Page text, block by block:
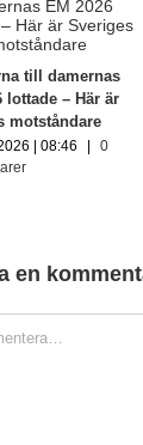
till damernas
lottade – Här är
motståndare
| 08:46 |
0
en